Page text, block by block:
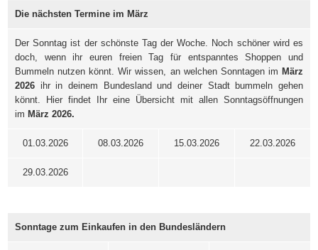
Die nächsten Termine im März
Der Sonntag ist der schönste Tag der Woche. Noch schöner wird es
doch, wenn ihr euren freien Tag für entspanntes Shoppen und
Bummeln nutzen könnt. Wir wissen, an welchen Sonntagen im März
2026 ihr in deinem Bundesland und deiner Stadt bummeln gehen
könnt. Hier findet Ihr eine Übersicht mit allen Sonntagsöffnungen
im März 2026.
01.03.2026 08.03.2026 15.03.2026 22.03.2026
29.03.2026
Sonntage zum Einkaufen in den Bundesländern